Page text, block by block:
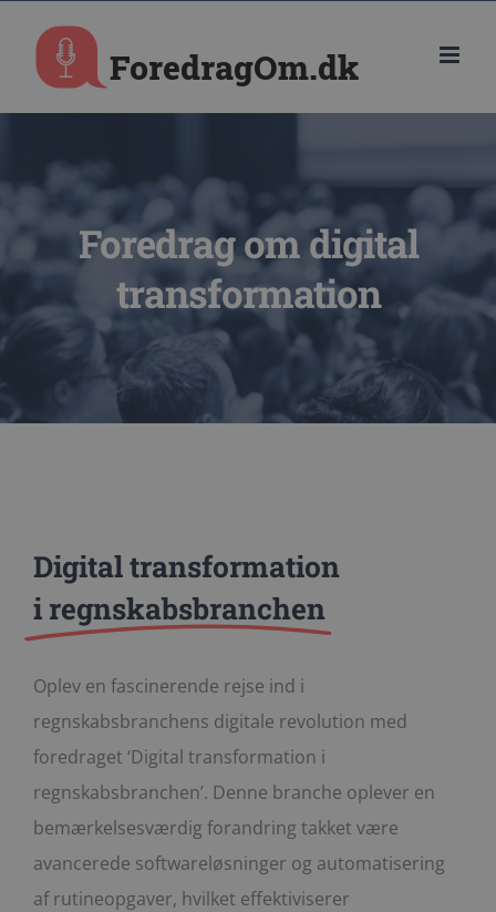
content
Foredrag om digital
transformation
Digital transformation
i regnskabsbranchen
Oplev en fascinerende rejse ind i
regnskabsbranchens digitale revolution med
foredraget ‘Digital transformation i
regnskabsbranchen’. Denne branche oplever en
bemærkelsesværdig forandring takket være
avancerede softwareløsninger og automatisering
af rutineopgaver, hvilket effektiviserer